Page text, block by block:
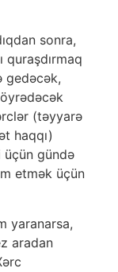
sonra,
quraşdırmaq
gedəcək,
(təyyarə
haqqı)
üçün gündə
etmək üçün
yaranarsa,
aradan